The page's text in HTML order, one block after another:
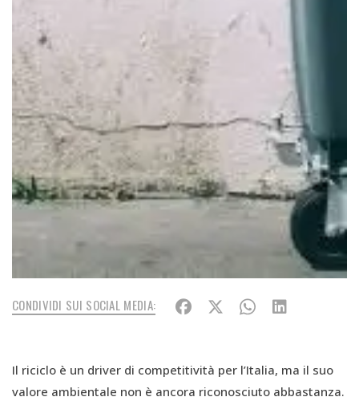
CONDIVIDI SUI SOCIAL MEDIA:
Il riciclo è un driver di competitività per l’Italia, ma il suo
valore ambientale non è ancora riconosciuto abbastanza.